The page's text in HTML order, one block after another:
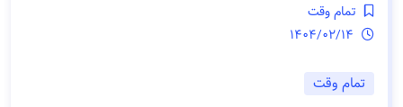
تمام وقت
تمام وقت